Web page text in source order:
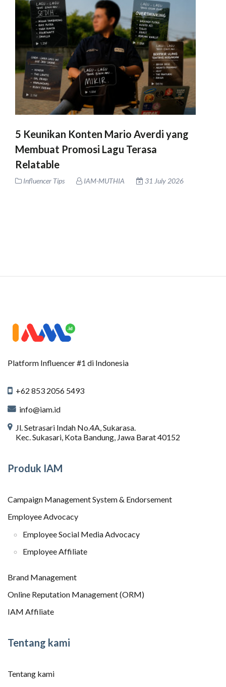
5 Keunikan Konten Mario Averdi yang
Membuat Promosi Lagu Terasa
Relatable
Influencer Tips IAM-MUTHIA 31 July 2026
Platform Influencer #1 di Indonesia
+62 853 2056 5493
info@iam.id
Jl. Setrasari Indah No.4A, Sukarasa.
Kec. Sukasari, Kota Bandung, Jawa Barat 40152
Produk IAM
Campaign Management System & Endorsement
Employee Advocacy
Employee Social Media Advocacy
Employee Affiliate
Brand Management
Online Reputation Management (ORM)
IAM Affiliate
Tentang kami
Tentang kami